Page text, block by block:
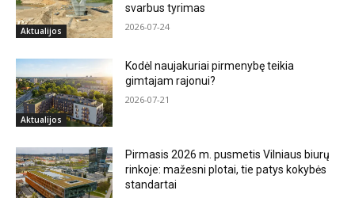
Aktualijos
svarbus tyrimas
2026-07-24
Aktualijos
Kodėl naujakuriai pirmenybę teikia
gimtajam rajonui?
2026-07-21
Pirmasis 2026 m. pusmetis Vilniaus biurų
rinkoje: mažesni plotai, tie patys kokybės
standartai